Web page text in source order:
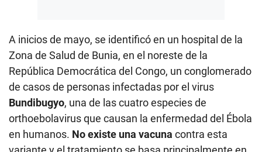
A inicios de mayo, se identificó en un hospital de la
Zona de Salud de Bunia, en el noreste de la
República Democrática del Congo, un conglomerado
de casos de personas infectadas por el virus
Bundibugyo, una de las cuatro especies de
orthoebolavirus que causan la enfermedad del Ébola
en humanos. No existe una vacuna contra esta